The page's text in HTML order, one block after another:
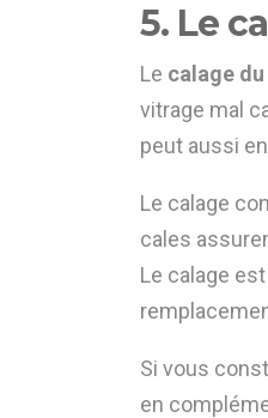
5. Le
Le calage
vitrage mal
peut aussi
Le calage
cales
Le calage
Si vous
en